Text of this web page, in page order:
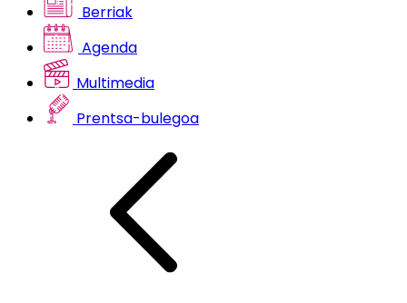
Berriak
Agenda
Multimedia
Prentsa-bulegoa